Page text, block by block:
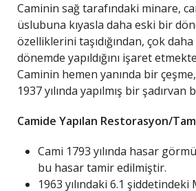
Caminin sağ tarafındaki minare,
üslubuna kıyasla daha eski bir
özelliklerini taşıdığından, çok
dönemde yapıldığını işaret
Caminin hemen yanında bir
1937 yılında yapılmış bir şadırvan
Camide Yapılan Restorasyon/
Cami 1793 yılında hasar
bu hasar tamir edilmiştir.
1963 yılındaki 6.1 şiddetindeki